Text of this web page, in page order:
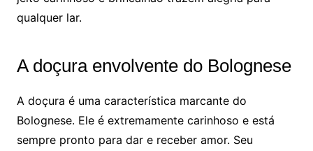
qualquer lar.
A doçura envolvente do Bolognese
A doçura é uma característica marcante do
Bolognese. Ele é extremamente carinhoso e está
sempre pronto para dar e receber amor. Seu